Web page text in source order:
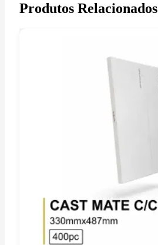
Produtos Relacionados